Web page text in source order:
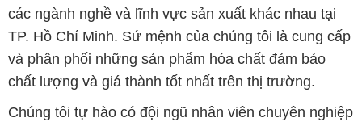
các ngành nghề và lĩnh vực sản xuất khác nhau tại
TP. Hồ Chí Minh. Sứ mệnh của chúng tôi là cung cấp
và phân phối những sản phẩm hóa chất đảm bảo
chất lượng và giá thành tốt nhất trên thị trường.
Chúng tôi tự hào có đội ngũ nhân viên chuyên nghiệp